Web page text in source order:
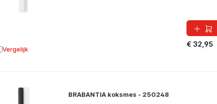
€ 32,95
Vergelijk aan vergelijking
BRABANTIA koksmes - 250248